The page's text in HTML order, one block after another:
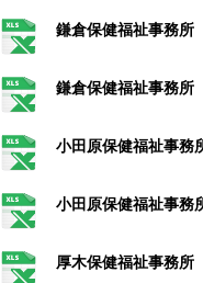
鎌倉保健福祉事務所
鎌倉保健福祉事務
小田原保健福祉事務
小田原保健福祉事
厚木保健福祉事務所